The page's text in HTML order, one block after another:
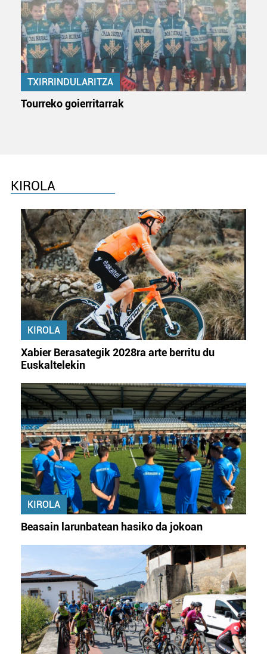
baliatzen gara. Ohar hau onartuz gero, teknologia hori
erabiltzeko baimen esplizitua ematen diguzu.Gehiago
irakurri
TXIRRINDULARITZA
Tourreko goierritarrak
KIROLA
KIROLA
Xabier Berasategik 2028ra arte berritu du
Euskaltelekin
KIROLA
Beasain larunbatean hasiko da jokoan